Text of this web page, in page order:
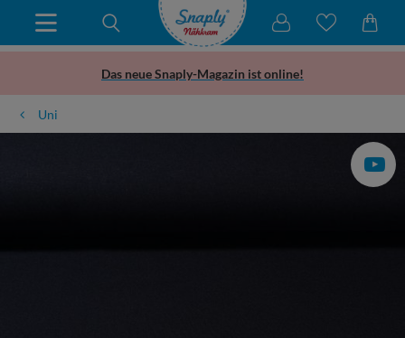
Das neue Snaply-Magazin ist online!
Uni